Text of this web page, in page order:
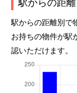
駅からの距離別で
お持ちの物件が駅
認いただけます。